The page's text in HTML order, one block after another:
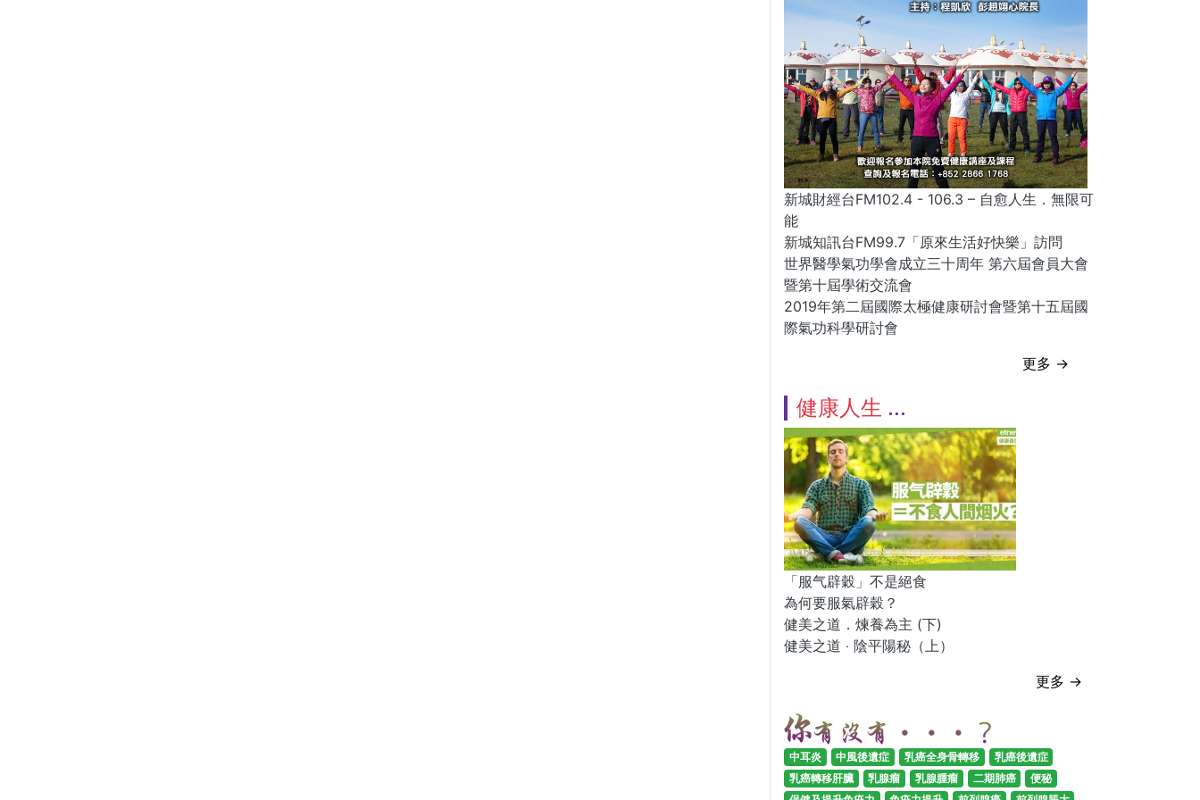
新城財經台FM102.4 - 106.3 – 自愈人生．無限可
能
新城知訊台FM99.7「原來生活好快樂」訪問
世界醫學氣功學會成立三十周年 第六屆會員大會
暨第十屆學術交流會
2019年第二屆國際太極健康研討會暨第十五屆國
際氣功科學研討會
更多 →
健康人生
「服气辟穀」不是絕食
為何要服氣辟穀？
健美之道．煉養為主 (下)
健美之道 ‧ 陰平陽秘（上）
更多 →
中耳炎 中風後遺症 乳癌全身骨轉移
乳癌後遺症
乳癌轉移肝臟
乳腺瘤 乳腺腫瘤 二期肺癌
便秘